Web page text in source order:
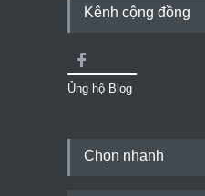
Kênh cộng đồng
Ủng hộ Blog
Chọn nhanh